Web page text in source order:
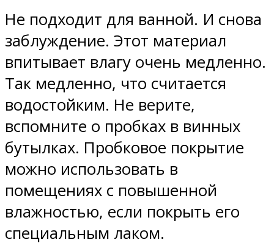
Не подходит для ванной. И снова
заблуждение. Этот материал
впитывает влагу очень медленно.
Так медленно, что считается
водостойким. Не верите,
вспомните о пробках в винных
бутылках. Пробковое покрытие
можно использовать в
помещениях с повышенной
влажностью, если покрыть его
специальным лаком.